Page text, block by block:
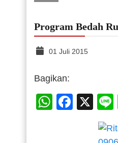
Program Bedah
01 Juli 2015
Bagikan:
X